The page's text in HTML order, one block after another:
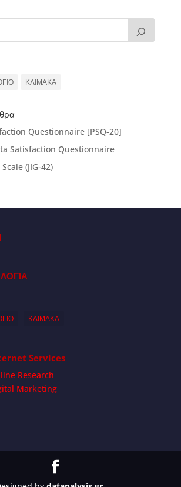
ΚΛΙΜΑΚΑ
Questionnaire [PSQ-20]
Satisfaction Questionnaire
(JIG-42)
ΚΛΙΜΑΚΑ
Services
Research
Marketing